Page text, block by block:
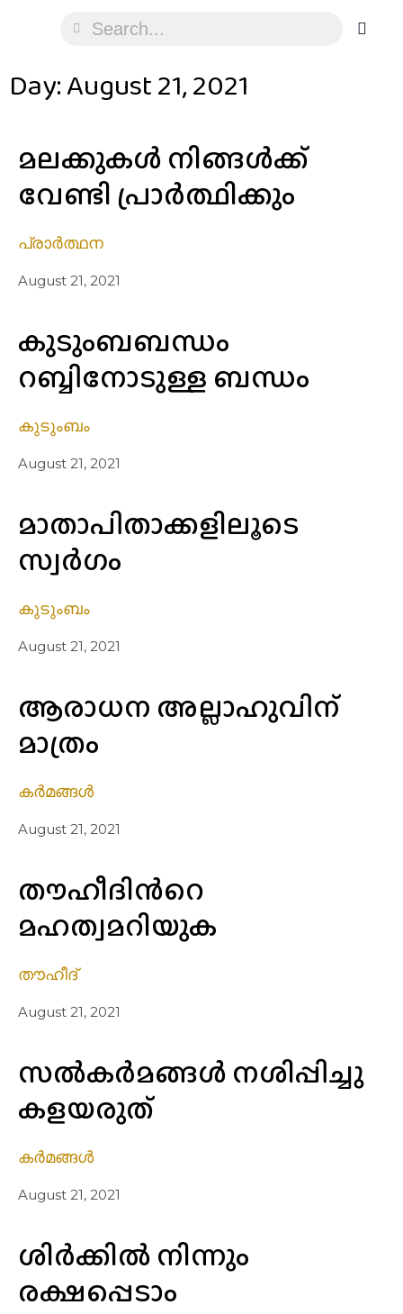
Day: August 21, 2021
മലക്കുകൾ നിങ്ങൾക്ക്
വേണ്ടി പ്രാർത്ഥിക്കും
പ്രാർത്ഥന
August 21, 2021
കുടുംബബന്ധം
റബ്ബിനോടുള്ള ബന്ധം
കുടുംബം
August 21, 2021
മാതാപിതാക്കളിലൂടെ
സ്വർഗം
കുടുംബം
August 21, 2021
ആരാധന അല്ലാഹുവിന്
മാത്രം
കർമങ്ങൾ
August 21, 2021
തൗഹീദിൻറെ
മഹത്വമറിയുക
തൗഹീദ്
August 21, 2021
സൽകർമങ്ങൾ നശിപ്പിച്ചു
കളയരുത്
കർമങ്ങൾ
August 21, 2021
ശിർക്കിൽ നിന്നും
രക്ഷപ്പെടാം